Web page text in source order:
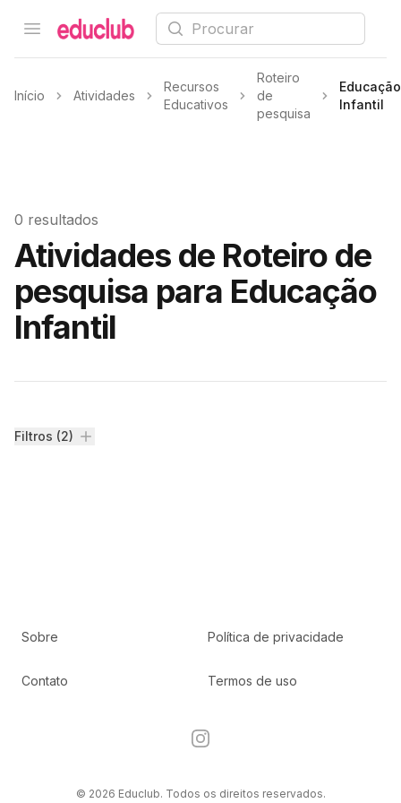
Open menu
Educlub Procurar
Início Atividades
Recursos
Educativos
Roteiro
de
pesquisa
Educação
Infantil
0 resultados
Atividades de Roteiro de
pesquisa para Educação
Infantil
Filtros
Filtros (2)
Sobre
Contato
Política de privacidade
Termos de uso
Instagram
© 2026 Educlub. Todos os direitos reservados.